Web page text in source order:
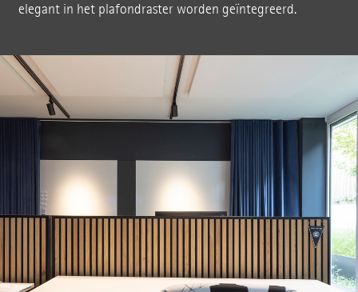
elegant in het plafondraster worden geïntegreerd.